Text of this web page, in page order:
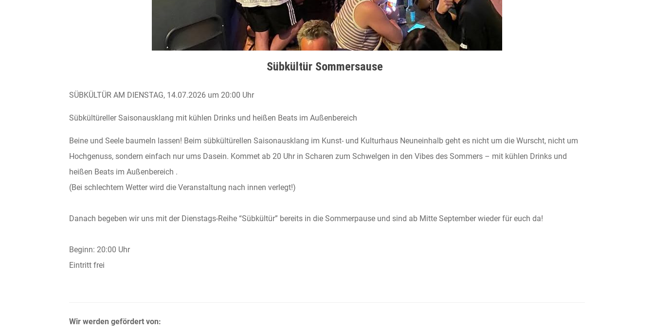
Sübkültür Sommersause
SÜBKÜLTÜR AM DIENSTAG, 14.07.2026 um 20:00 Uhr
Sübkültüreller Saisonausklang mit kühlen Drinks und heißen Beats im Außenbereich
Beine und Seele baumeln lassen! Beim sübkültürellen Saisonausklang im Kunst- und Kulturhaus Neuneinhalb geht es nicht um die Wurscht, nicht um
Hochgenuss, sondern einfach nur ums Dasein. Kommet ab 20 Uhr in Scharen zum Schwelgen in den Vibes des Sommers – mit kühlen Drinks und
heißen Beats im Außenbereich .
(Bei schlechtem Wetter wird die Veranstaltung nach innen verlegt!)
Danach begeben wir uns mit der Dienstags-Reihe “Sübkültür” bereits in die Sommerpause und sind ab Mitte September wieder für euch da!
Beginn: 20:00 Uhr
Eintritt frei
Wir werden gefördert von: